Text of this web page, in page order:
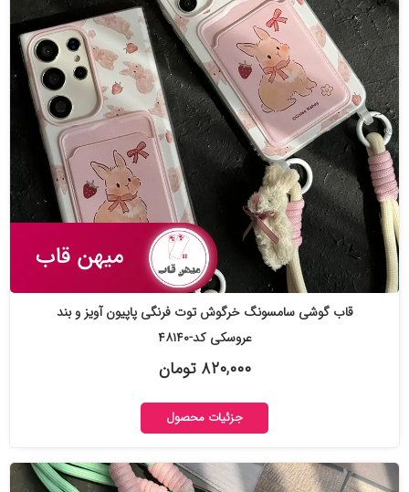
قاب گوشی سامسونگ خرگوش توت فرنگی پاپیون آویز و بند
عروسکی کد-۴۸۱۴۰
۸۲۰,۰۰۰ تومان
جزئیات محصول